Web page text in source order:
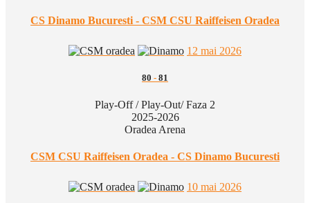
CS Dinamo Bucuresti - CSM CSU Raiffeisen Oradea
12 mai 2026
80 - 81
Play-Off / Play-Out/ Faza 2
2025-2026
Oradea Arena
CSM CSU Raiffeisen Oradea - CS Dinamo Bucuresti
10 mai 2026